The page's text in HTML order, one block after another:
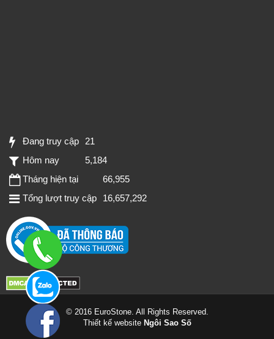
Đang truy cập
21
Hôm nay
5,184
Tháng hiện tại
66,955
Tổng lượt truy cập
16,657,292
© 2016 EuroStone. All Rights Reserved.
Thiết kế website Ngôi Sao Số